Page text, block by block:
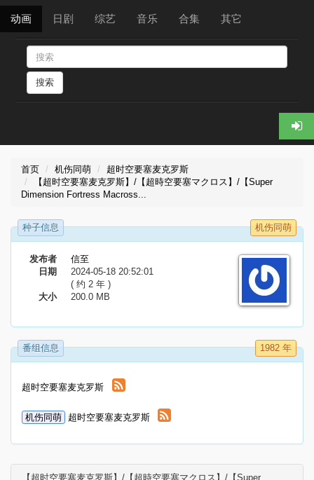
动画 日剧 综艺 音乐 合集 其它
搜索
首页 机伤同萌
超时空要塞麦克罗斯
【超时空要塞麦克罗斯】/【超時空要塞マクロス】/【Super
Dimension Fortress Macross...
种子信息 机伤同萌
发布者
信至
日期
2024-05-18 20:52:01
( 约 2 年 )
大小
200.0 MB
番组信息 1982 年
超时空要塞麦克罗斯
机伤同萌 超时空要塞麦克罗斯
【超时空要塞麦克罗斯】/【超時空要塞マクロス】/【Super